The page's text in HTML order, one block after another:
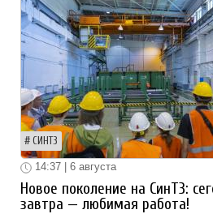
СИНТЗ
14:37 | 6 августа
Новое поколение на СинТЗ:
завтра — любимая работа!